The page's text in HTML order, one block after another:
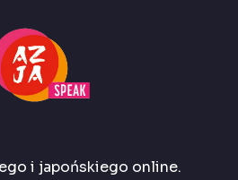
i japońskiego online.